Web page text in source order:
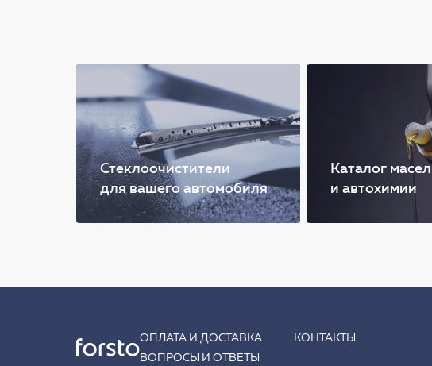
Стеклоочистители
для вашего автомобиля
Каталог масел
и автохимии
ОПЛАТА И ДОСТАВКА
КОНТАКТЫ
ВОПРОСЫ И ОТВЕТЫ